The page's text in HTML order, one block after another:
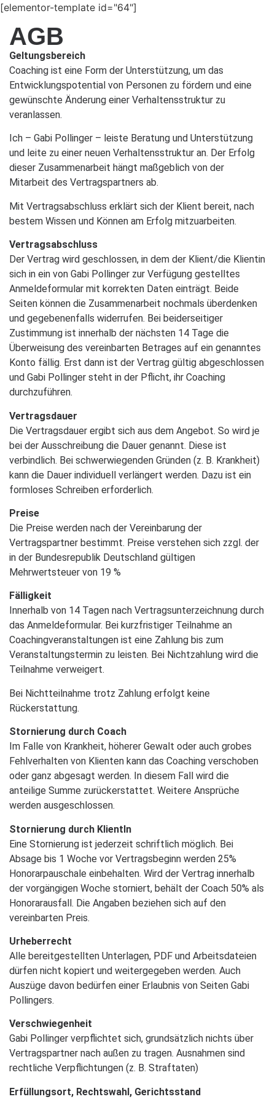
[elementor-template id="64"]
AGB
Geltungsbereich
Coaching ist eine Form der Unterstützung, um das
Entwicklungspotential von Personen zu fördern und eine
gewünschte Änderung einer Verhaltensstruktur zu
veranlassen.
Ich – Gabi Pollinger – leiste Beratung und Unterstützung
und leite zu einer neuen Verhaltensstruktur an. Der Erfolg
dieser Zusammenarbeit hängt maßgeblich von der
Mitarbeit des Vertragspartners ab.
Mit Vertragsabschluss erklärt sich der Klient bereit, nach
bestem Wissen und Können am Erfolg mitzuarbeiten.
Vertragsabschluss
Der Vertrag wird geschlossen, in dem der Klient/die Klientin
sich in ein von Gabi Pollinger zur Verfügung gestelltes
Anmeldeformular mit korrekten Daten einträgt. Beide
Seiten können die Zusammenarbeit nochmals überdenken
und gegebenenfalls widerrufen. Bei beiderseitiger
Zustimmung ist innerhalb der nächsten 14 Tage die
Überweisung des vereinbarten Betrages auf ein genanntes
Konto fällig. Erst dann ist der Vertrag gültig abgeschlossen
und Gabi Pollinger steht in der Pflicht, ihr Coaching
durchzuführen.
Vertragsdauer
Die Vertragsdauer ergibt sich aus dem Angebot. So wird je
bei der Ausschreibung die Dauer genannt. Diese ist
verbindlich. Bei schwerwiegenden Gründen (z. B. Krankheit)
kann die Dauer individuell verlängert werden. Dazu ist ein
formloses Schreiben erforderlich.
Preise
Die Preise werden nach der Vereinbarung der
Vertragspartner bestimmt. Preise verstehen sich zzgl. der
in der Bundesrepublik Deutschland gültigen
Mehrwertsteuer von 19 %
Fälligkeit
Innerhalb von 14 Tagen nach Vertragsunterzeichnung durch
das Anmeldeformular. Bei kurzfristiger Teilnahme an
Coachingveranstaltungen ist eine Zahlung bis zum
Veranstaltungstermin zu leisten. Bei Nichtzahlung wird die
Teilnahme verweigert.
Bei Nichtteilnahme trotz Zahlung erfolgt keine
Rückerstattung.
Stornierung durch Coach
Im Falle von Krankheit, höherer Gewalt oder auch grobes
Fehlverhalten von Klienten kann das Coaching verschoben
oder ganz abgesagt werden. In diesem Fall wird die
anteilige Summe zurückerstattet. Weitere Ansprüche
werden ausgeschlossen.
Stornierung durch KlientIn
Eine Stornierung ist jederzeit schriftlich möglich. Bei
Absage bis 1 Woche vor Vertragsbeginn werden 25%
Honorarpauschale einbehalten. Wird der Vertrag innerhalb
der vorgängigen Woche storniert, behält der Coach 50% als
Honorarausfall. Die Angaben beziehen sich auf den
vereinbarten Preis.
Urheberrecht
Alle bereitgestellten Unterlagen, PDF und Arbeitsdateien
dürfen nicht kopiert und weitergegeben werden. Auch
Auszüge davon bedürfen einer Erlaubnis von Seiten Gabi
Pollingers.
Verschwiegenheit
Gabi Pollinger verpflichtet sich, grundsätzlich nichts über
Vertragspartner nach außen zu tragen. Ausnahmen sind
rechtliche Verpflichtungen (z. B. Straftaten)
Erfüllungsort, Rechtswahl, Gerichtsstand